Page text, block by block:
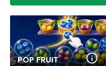
POP FRUIT